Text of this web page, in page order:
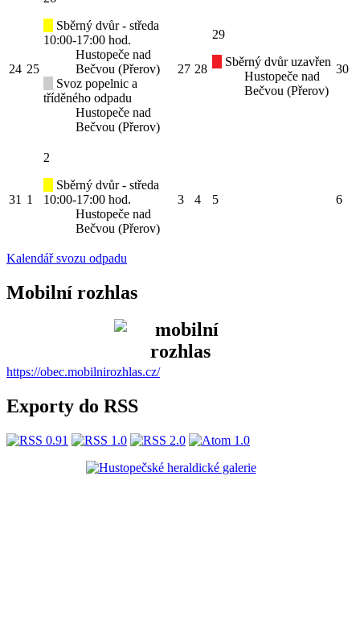
24 25
Sběrný dvůr - středa
10:00-17:00 hod.
Hustopeče nad
Bečvou (Přerov)
Svoz popelnic a
tříděného odpadu
Hustopeče nad
Bečvou (Přerov)
27 28
29
Sběrný dvůr uzavřen
Hustopeče nad
Bečvou (Přerov)
30
31 1
2
Sběrný dvůr - středa
10:00-17:00 hod.
Hustopeče nad
Bečvou (Přerov)
3 4 5 6
Kalendář svozu odpadu
Mobilní rozhlas
https://obec.mobilnirozhlas.cz/
Exporty do RSS